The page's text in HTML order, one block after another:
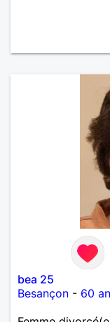
bea 25
Besançon - 60